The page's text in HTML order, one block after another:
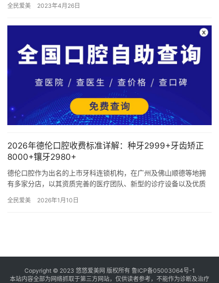
面纱，…
全民爱美 2023年4月26日
2026年德伦口腔收费标准详解：种牙2999+牙齿矫正
8000+镶牙2980+
德伦口腔作为出名的上市牙科连锁机构，在广州及佛山顺德等地拥
有多家分店，以其资质完善的医疗团队、新型的诊疗设备以及优质
项…
全民爱美 2026年1月10日
Copyright © 2023 悠悠爱美网 版权所有 鲁ICP备05003064号-1
本站内容全部为网络抓取于第三方网站，仅供读者参考，不能作为诊断及治疗